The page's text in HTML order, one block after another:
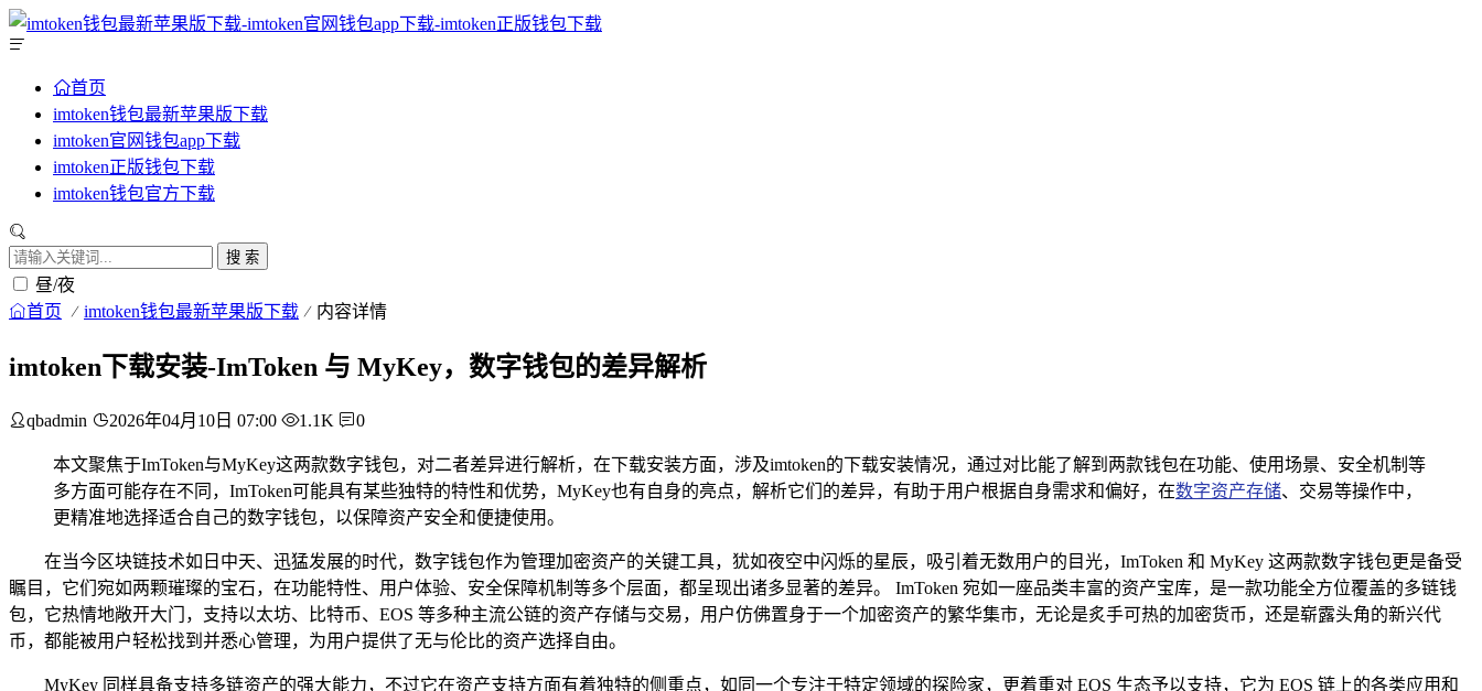
首页
imtoken钱包最新苹果版下载
imtoken官网钱包app下载
imtoken正版钱包下载
imtoken钱包官方下载
搜 索
昼/夜
首页 imtoken钱包最新苹果版下载 内容详情
imtoken下载安装-ImToken 与 MyKey，数字钱包的差异解析
qbadmin 2026年04月10日 07:00 1.1K 0
本文聚焦于ImToken与MyKey这两款数字钱包，对二者差异进行解析，在下载安装方面，涉及imtoken的下载安装情况，通过对比能了解到两款钱包在功能、使用场景、安全机制等
多方面可能存在不同，ImToken可能具有某些独特的特性和优势，MyKey也有自身的亮点，解析它们的差异，有助于用户根据自身需求和偏好，在数字资产存储、交易等操作中，
更精准地选择适合自己的数字钱包，以保障资产安全和便捷使用。
在当今区块链技术如日中天、迅猛发展的时代，数字钱包作为管理加密资产的关键工具，犹如夜空中闪烁的星辰，吸引着无数用户的目光，ImToken 和 MyKey 这两款数字钱包更是备受
瞩目，它们宛如两颗璀璨的宝石，在功能特性、用户体验、安全保障机制等多个层面，都呈现出诸多显著的差异。 ImToken 宛如一座品类丰富的资产宝库，是一款功能全方位覆盖的多链钱
包，它热情地敞开大门，支持以太坊、比特币、EOS 等多种主流公链的资产存储与交易，用户仿佛置身于一个加密资产的繁华集市，无论是炙手可热的加密货币，还是崭露头角的新兴代
币，都能被用户轻松找到并悉心管理，为用户提供了无与伦比的资产选择自由。
MyKey 同样具备支持多链资产的强大能力，不过它在资产支持方面有着独特的侧重点，如同一个专注于特定领域的探险家，更着重对 EOS 生态予以支持，它为 EOS 链上的各类应用和